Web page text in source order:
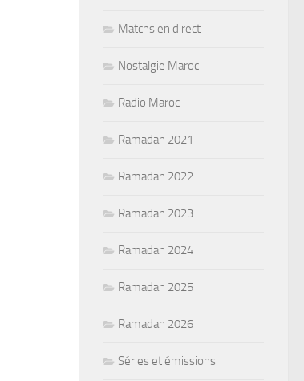
Matchs en direct
Nostalgie Maroc
Radio Maroc
Ramadan 2021
Ramadan 2022
Ramadan 2023
Ramadan 2024
Ramadan 2025
Ramadan 2026
Séries et émissions